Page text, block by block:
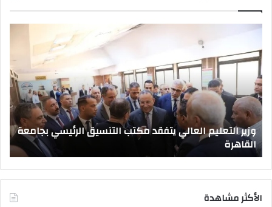
وزير
العالي
يتفقد
مكتب
التنسيق
الرئيسي
بجامعة
القاهرة
وزير التعليم العالي يتفقد مكتب التنسيق الرئيسي بجامعة
القاهرة
الأكثر مشاهدة